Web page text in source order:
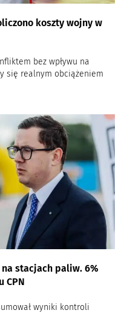
koszty wojny w
bez wpływu na
się realnym obciążeniem
stacjach paliw. 6%
CPN
wyniki kontroli